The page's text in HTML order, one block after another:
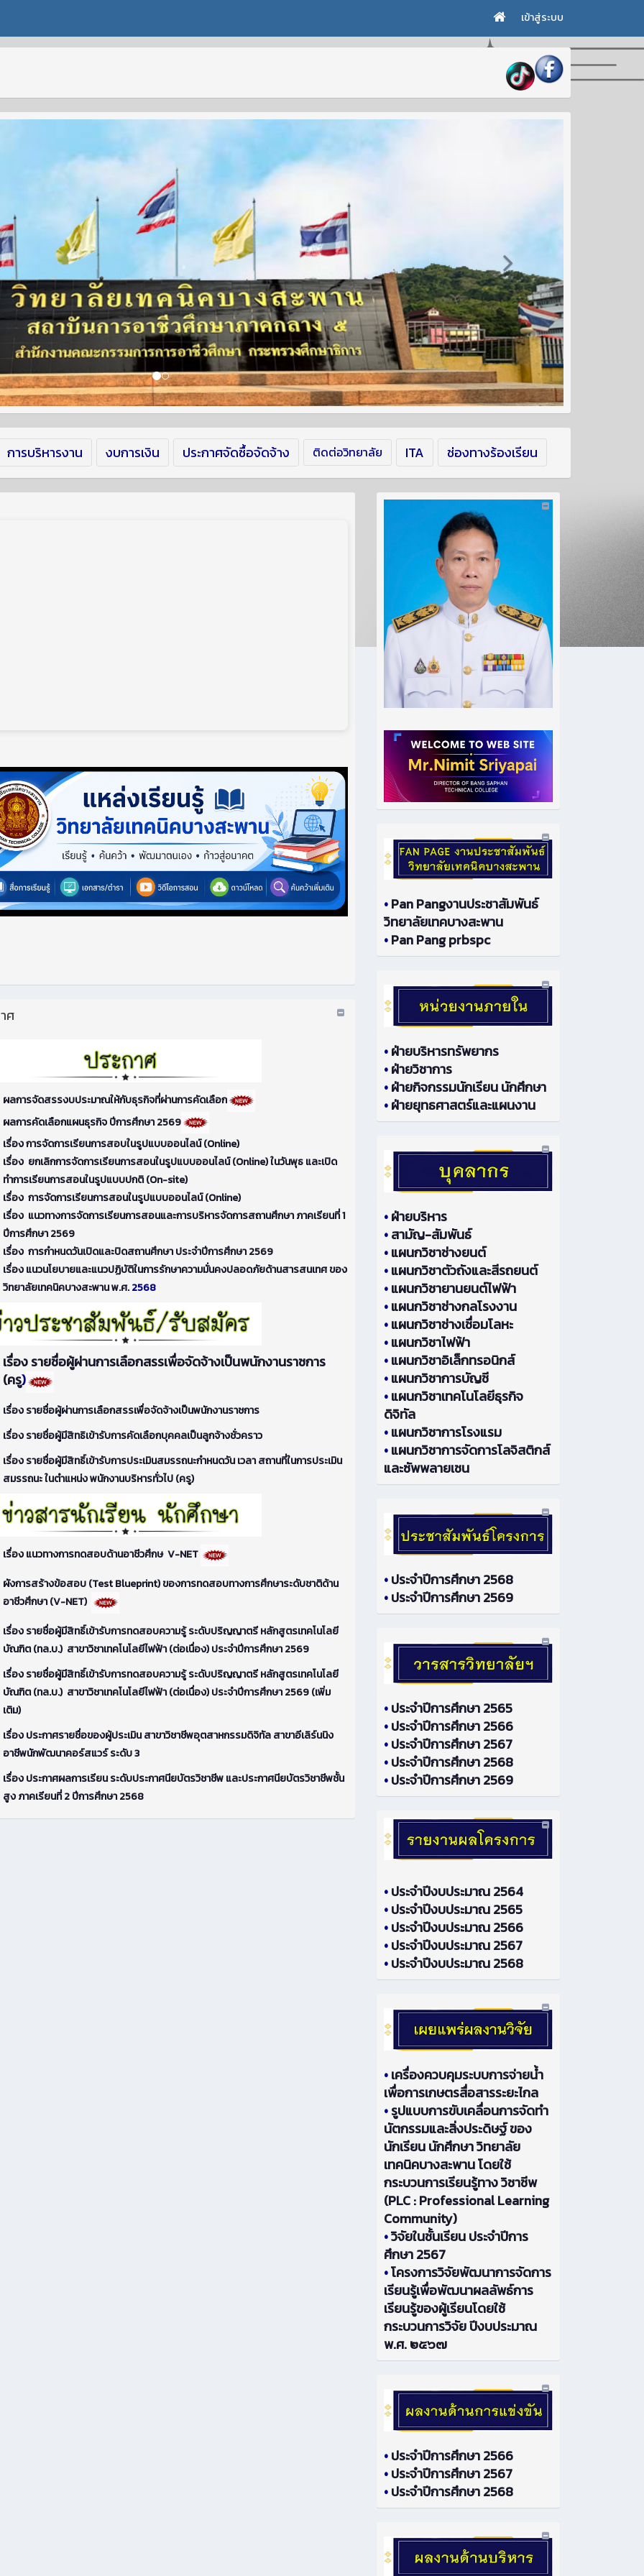
เข้าสู่ระบบ
การบริหารงาน งบการเงิน ประกาศจัดซื้อจัดจ้าง ติดต่อวิทยาลัย ITA ช่องทางร้องเรียน
ศ
ผลการจัดสรรงบประมาณให้กับธุรกิจที่ผ่านการคัดเลือก
ผลการคัดเลือกแผนธุรกิจ ปีการศึกษา 2569
เรื่อง การจัดการเรียนการสอบในรูปแบบออนไลน์ (Online)
เรื่อง ยกเลิกการจัดการเรียนการสอนในรูปแบบออนไลน์ (Online) ในวันพุธ และเปิด
ทำการเรียนการสอนในรูปแบบปกติ (On-site)
เรื่อง การจัดการเรียนการสอนในรูปแบบออนไลน์ (Online)
เรื่อง แนวทางการจัดการเรียนการสอนและการบริหารจัดการสถานศึกษา ภาคเรียนที่ 1
ปีการศึกษา 2569
เรื่อง การกำหนดวันเปิดและปิดสถานศึกษา ประจำปีการศึกษา 2569
เรื่อง แนวนโยบายและแนวปฏิบัติในการรักษาความมั่นคงปลอดภัยด้านสารสนเทศ ของ
วิทยาลัยเทคนิคบางสะพาน พ.ศ.2568
เรื่อง รายชื่อผู้ผ่านการเลือกสรรเพื่อจัดจ้างเป็นพนักงานราชการ
(ครู)
เรื่อง รายชื่อผู้ผ่านการเลือกสรรเพื่อจัดจ้างเป็นพนักงานราชการ
เรื่อง รายชื่อผู้มีสิทธิเข้ารับการคัดเลือกบุคคลเป็นลูกจ้างชั่วคราว
เรื่อง รายชื่อผู้มีสิทธิ์เข้ารับการประเมินสมรรถนะกำหนดวัน เวลา สถานที่ในการประเมิน
สมรรถนะ ในตำแหน่ง พนักงานบริหารทั่วไป (ครู)
เรื่อง แนวทางการทดสอบด้านอาชีวศึกษ V-NET
ผังการสร้างข้อสอบ (Test Blueprint) ของการทดสอบทางการศึกษาระดับชาติด้าน
อาชีวศึกษา (V-NET)
เรื่อง รายชื่อผู้มีสิทธิ์เข้ารับการทดสอบความรู้ ระดับปริญญาตรี หลักสูตรเทคโนโลยี
บัณฑิต (ทล.บ.) สาขาวิชาเทคโนโลยีไฟฟ้า (ต่อเนื่อง) ประจำปีการศึกษา 2569
เรื่อง รายชื่อผู้มีสิทธิ์เข้ารับการทดสอบความรู้ ระดับปริญญาตรี หลักสูตรเทคโนโลยี
บัณฑิต (ทล.บ.) สาขาวิชาเทคโนโลยีไฟฟ้า (ต่อเนื่อง) ประจำปีการศึกษา 2569 (เพิ่ม
เติม)
เรื่อง ประกาศรายชื่อของผู้ประเมิน สาขาวิชาชีพอุตสาหกรรมดิจิทัล สาขาอีเลิร์นนิง
อาชีพนักพัฒนาคอร์สแวร์ ระดับ 3
เรื่อง ประกาศผลการเรียน ระดับประกาศนียบัตรวิชาชีพ และประกาศนียบัตรวิชาชีพชั้น
สูง ภาคเรียนที่ 2 ปีการศึกษา 2568
•Pan Pangงานประชาสัมพันธ์
วิทยาลัยเทคบางสะพาน
•Pan Pang prbspc
•ฝ่ายบริหารทรัพยากร
•ฝ่ายวิชาการ
•ฝ่ายกิจกรรมนักเรียน นักศึกษา
•ฝ่ายยุทธศาสตร์และแผนงาน
•ฝ่ายบริหาร
•สามัญ-สัมพันธ์
•แผนกวิชาช่างยนต์
•แผนกวิชาตัวถังและสีรถยนต์
•แผนกวิชายานยนต์ไฟฟ้า
•แผนกวิชาช่างกลโรงงาน
•แผนกวิชาช่างเชื่อมโลหะ
•แผนกวิชาไฟฟ้า
•แผนกวิชาอิเล็กทรอนิกส์
•แผนกวิชาการบัญชี
•แผนกวิชาเทคโนโลยีธุรกิจ
ดิจิทัล
•แผนกวิชาการโรงแรม
•แผนกวิชาการจัดการโลจิสติกส์
และซัพพลายเชน
•ประจำปีการศึกษา 2568
•ประจำปีการศึกษา 2569
•ประจำปีการศึกษา 2565
•ประจำปีการศึกษา 2566
•ประจำปีการศึกษา 2567
•ประจำปีการศึกษา 2568
•ประจำปีการศึกษา 2569
•ประจำปีงบประมาณ 2564
•ประจำปีงบประมาณ 2565
•ประจำปีงบประมาณ 2566
•ประจำปีงบประมาณ 2567
•ประจำปีงบประมาณ 2568
•เครื่องควบคุมระบบการจ่ายน้ำ
เพื่อการเกษตรสื่อสารระยะไกล
•รูปแบบการขับเคลื่อนการจัดทำ
นัตกรรมและสิ่งประดิษฐ์ ของ
นักเรียน นักศึกษา วิทยาลัย
เทคนิคบางสะพาน โดยใช้
กระบวนการเรียนรู้ทาง วิชาชีพ
(PLC : Professional Learning
Community)
•วิจัยในชั้นเรียน ประจำปีการ
ศึกษา 2567
•โครงการวิจัยพัฒนาการจัดการ
เรียนรู้เพื่อพัฒนาผลลัพธ์การ
เรียนรู้ของผู้เรียนโดยใช้
กระบวนการวิจัย ปีงบประมาณ
พ.ศ. ๒๕๖๗
•ประจำปีการศึกษา 2566
•ประจำปีการศึกษา 2567
•ประจำปีการศึกษา 2568